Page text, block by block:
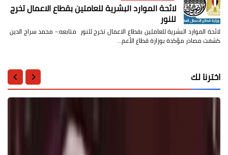
لائحة الموارد البشرية للعاملين بقطاع الاعمال تخرج
للنور
لائحة الموارد البشرية للعاملين بقطاع الاعمال تخرج للنور متابعه:- محمد سراج الدين
كشفت مصادر مؤكدة بوزارة قطاع الأعم…
اخترنا لك